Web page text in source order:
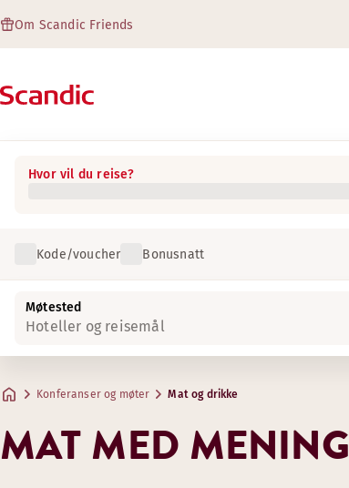
Om Scandic Friends
Hvor vil du reise?
Kode/voucher Bonusnatt
Møtested
Hoteller og reisemål
Konferanser og møter Mat og drikke
MAT MED MENING